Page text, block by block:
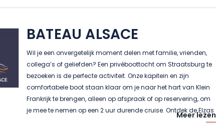
BATEAU ALSACE
Wil je een onvergetelijk moment delen met familie, vrienden,
collega’s of geliefden? Een privéboottocht om Straatsburg te
bezoeken is de perfecte activiteit. Onze kapitein en zijn
comfortabele boot staan klaar om je naar het hart van Klein
Frankrijk te brengen, alleen op afspraak of op reservering, om
je mee te nemen op een 2 uur durende cruise. Ontdek de Elzas
Meer lezen